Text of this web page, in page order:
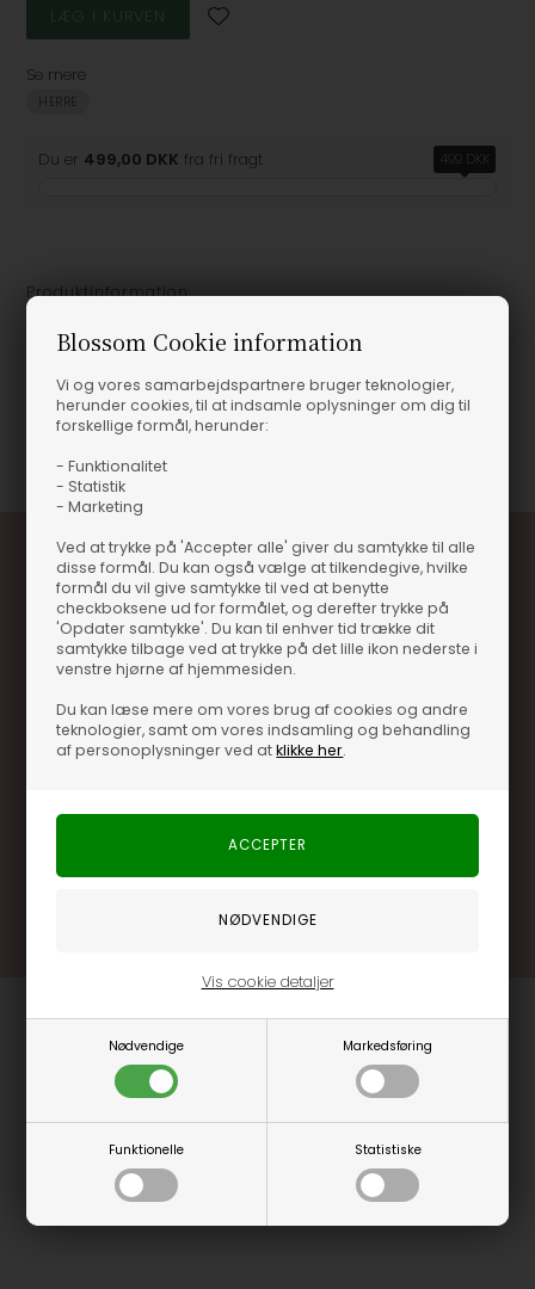
Blossom Cookie information
Vi og vores samarbejdspartnere bruger teknologier,
herunder cookies, til at indsamle oplysninger om dig til
forskellige formål, herunder:
- Funktionalitet
- Statistik
- Marketing
Ved at trykke på 'Accepter alle' giver du samtykke til alle
disse formål. Du kan også vælge at tilkendegive, hvilke
formål du vil give samtykke til ved at benytte
checkboksene ud for formålet, og derefter trykke på
'Opdater samtykke'. Du kan til enhver tid trække dit
samtykke tilbage ved at trykke på det lille ikon nederste i
venstre hjørne af hjemmesiden.
Du kan læse mere om vores brug af cookies og andre
teknologier, samt om vores indsamling og behandling
af personoplysninger ved atklikke her.
Nødvendige Markedsføring
Funktionelle Statistiske
Vis cookie detaljer
Se mere
HERRE
Du er 499,00 DKK fra fri fragt 499 DKK
Produktinformation
Power Briefs - 3 Stk - Hugo Boss
Power Briefs - 3 Stk - Hugo Boss
Varenummer
Optjen 3% i bonuskroner når du handler
Særlige, eksklusive tilbud kun til klubkunder
.... og mange flere fordele